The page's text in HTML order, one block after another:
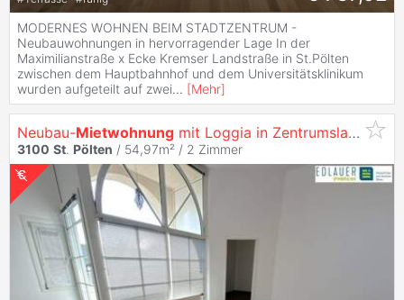
MODERNES WOHNEN BEIM STADTZENTRUM -
Neubauwohnungen in hervorragender Lage In der
Maximilianstraße x Ecke Kremser Landstraße in St.Pölten
zwischen dem Hauptbahnhof und dem Universitätsklinikum
wurden aufgeteilt auf zwei... [Mehr]
Neubau-Mietwohnung mit Loggia in Zentrumslage!
3100 St. Pölten / 54,97m² / 2 Zimmer